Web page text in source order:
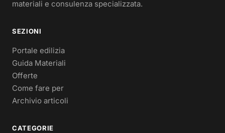
materiali e consulenza specializzata.
SEZIONI
Portale edilizia
Guida Materiali
Offerte
Come fare per
Archivio articoli
CATEGORIE